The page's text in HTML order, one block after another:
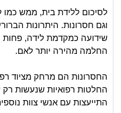
לסיכום ללידת בית, ממש כמו
וגם חסרונות. היתרונות
שידועה כמקדמת לידה, פחות
החלמה מהירה יותר לאם.
החסרונות הם מרחק מציוד
החלטות רפואיות שנעשות
התייעצות עם אנשי צוות